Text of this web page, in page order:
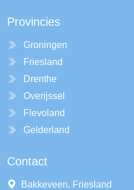
Provincies
Groningen
Friesland
Drenthe
Overijssel
Flevoland
Gelderland
Contact
Bakkeveen, Friesland